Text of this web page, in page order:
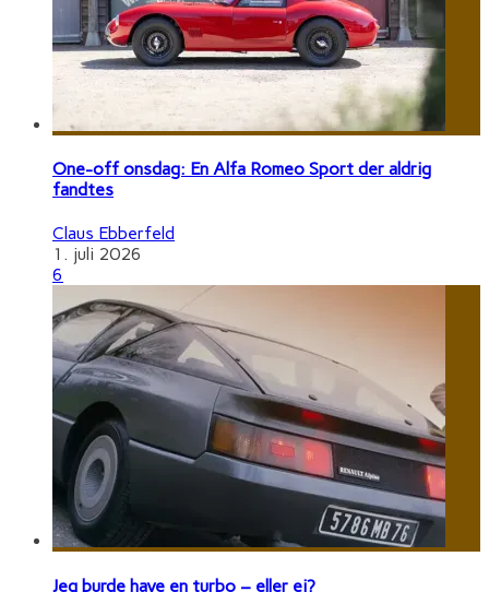
One-off onsdag: En Alfa Romeo Sport der aldrig
fandtes
Claus Ebberfeld
1. juli 2026
6
Jeg burde have en turbo – eller ej?